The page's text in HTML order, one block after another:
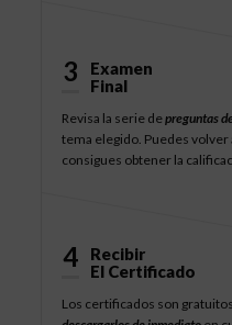
3
Examen
Final
Revisa la serie depreguntas
tema elegido. Puedes
consigues obtener la
4
Recibir
El Certificado
Los certificados son